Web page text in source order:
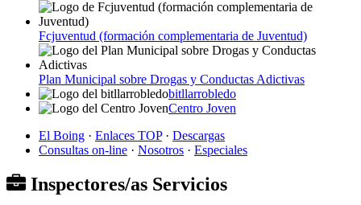
Fcjuventud (formación complementaria de Juventud)
Plan Municipal sobre Drogas y Conductas Adictivas
bitllarrobledo
Centro Joven
El Boing · Enlaces TOP· Descargas
Consultas on-line · Nosotros · Especiales
Inspectores/as Servicios